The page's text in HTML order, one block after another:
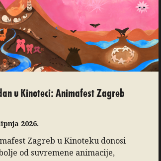
u Kinoteci: Animafest Zagreb
2026.
Zagreb u Kinoteku donosi
od suvremene animacije,